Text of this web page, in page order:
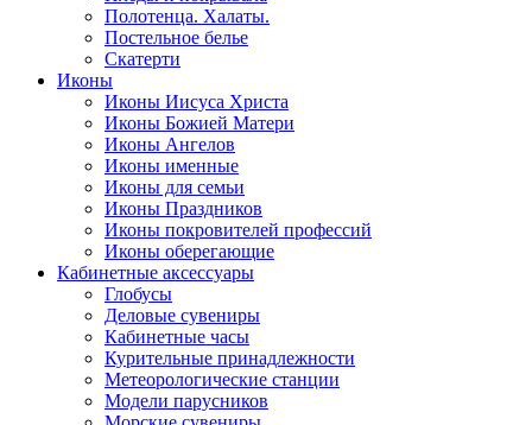
Полотенца. Халаты.
Постельное белье
Скатерти
Иконы
Иконы Иисуса Христа
Иконы Божией Матери
Иконы Ангелов
Иконы именные
Иконы для семьи
Иконы Праздников
Иконы покровителей профессий
Иконы оберегающие
Кабинетные аксессуары
Глобусы
Деловые сувениры
Кабинетные часы
Курительные принадлежности
Метеорологические станции
Модели парусников